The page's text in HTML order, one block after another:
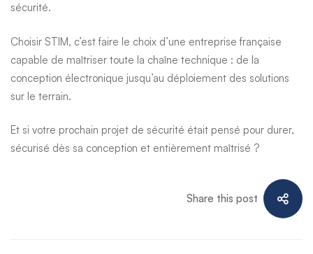
sécurité.
Choisir STIM, c’est faire le choix d’une entreprise française
capable de maîtriser toute la chaîne technique : de la
conception électronique jusqu’au déploiement des solutions
sur le terrain.
Et si votre prochain projet de sécurité était pensé pour durer,
sécurisé dès sa conception et entièrement maîtrisé ?
Share this post